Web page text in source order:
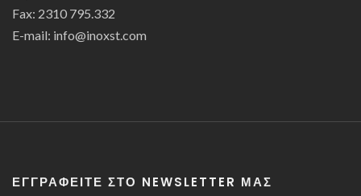
Fax: 2310 795.332
E-mail: info@inoxst.com
ΕΓΓΡΑΦΕΊΤΕ ΣΤΟ NEWSLETTER ΜΑΣ